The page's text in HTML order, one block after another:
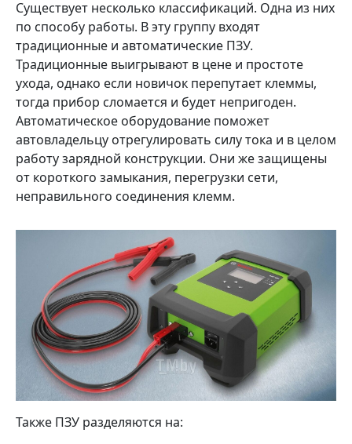
Существует несколько классификаций. Одна из них
по способу работы. В эту группу входят
традиционные и автоматические ПЗУ.
Традиционные выигрывают в цене и простоте
ухода, однако если новичок перепутает клеммы,
тогда прибор сломается и будет непригоден.
Автоматическое оборудование поможет
автовладельцу отрегулировать силу тока и в целом
работу зарядной конструкции. Они же защищены
от короткого замыкания, перегрузки сети,
неправильного соединения клемм.
Также ПЗУ разделяются на: